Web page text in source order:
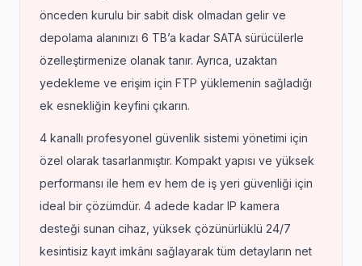
önceden kurulu bir sabit disk olmadan gelir ve
depolama alanınızı 6 TB’a kadar SATA sürücülerle
özelleştirmenize olanak tanır. Ayrıca, uzaktan
yedekleme ve erişim için FTP yüklemenin sağladığı
ek esnekliğin keyfini çıkarın.
4 kanallı profesyonel güvenlik sistemi yönetimi için
özel olarak tasarlanmıştır. Kompakt yapısı ve yüksek
performansı ile hem ev hem de iş yeri güvenliği için
ideal bir çözümdür. 4 adede kadar IP kamera
desteği sunan cihaz, yüksek çözünürlüklü 24/7
kesintisiz kayıt imkânı sağlayarak tüm detayların net